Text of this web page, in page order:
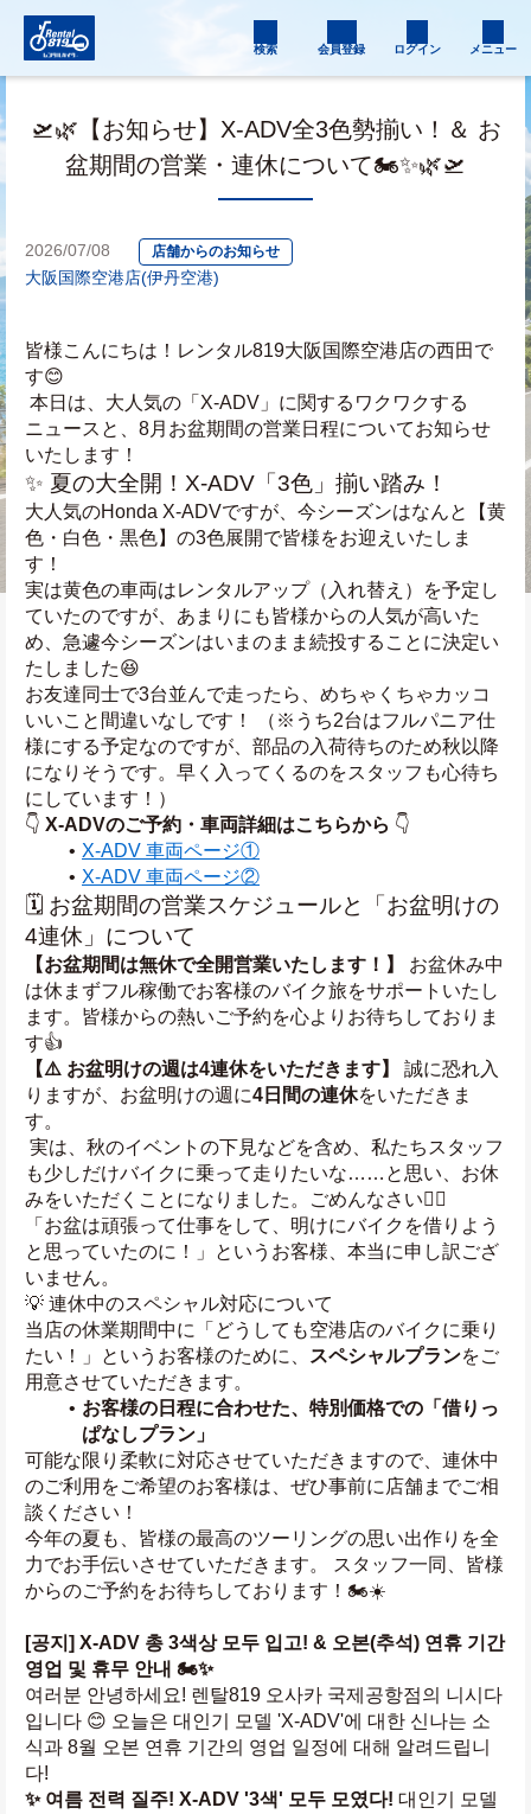
検索 会員登録 ログイン メニュー
🛫🌿【お知らせ】X-ADV全3色勢揃い！＆ お
盆期間の営業・連休について🏍️✨🌿🛫
2026/07/08 店舗からのお知らせ
大阪国際空港店(伊丹空港)
皆様こんにちは！レンタル819大阪国際空港店の西田で
す😊
ニュースと、8月お盆期間の営業日程についてお知らせ
いたします！
✨ 夏の大全開！X-ADV「3色」揃い踏み！
大人気のHonda X-ADVですが、今シーズンはなんと【黄
色・白色・黒色】の3色展開で皆様をお迎えいたしま
す！
実は黄色の車両はレンタルアップ（入れ替え）を予定し
ていたのですが、あまりにも皆様からの人気が高いた
め、急遽今シーズンはいまのまま続投することに決定い
たしました😆
お友達同士で3台並んで走ったら、めちゃくちゃカッコ
いいこと間違いなしです！ （※うち2台はフルパニア仕
様にする予定なのですが、部品の入荷待ちのため秋以降
になりそうです。早く入ってくるのをスタッフも心待ち
にしています！）
👇 X-ADVのご予約・車両詳細はこちらから 👇
X-ADV 車両ページ①
X-ADV 車両ページ②
🗓️ お盆期間の営業スケジュールと「お盆明けの
4連休」について
【お盆期間は無休で全開営業いたします！】
お盆休み中
は休まずフル稼働でお客様のバイク旅をサポートいたし
ます。皆様からの熱いご予約を心よりお待ちしておりま
す👍
【⚠️ お盆明けの週は4連休をいただきます】
誠に恐れ入
りますが、お盆明けの週に4日間の連休をいただきま
す。
も少しだけバイクに乗って走りたいな……と思い、お休
みをいただくことになりました。ごめんなさい🙇‍♂️
「お盆は頑張って仕事をして、明けにバイクを借りよう
と思っていたのに！」というお客様、本当に申し訳ござ
いません。
💡 連休中のスペシャル対応について
当店の休業期間中に「どうしても空港店のバイクに乗り
たい！」というお客様のために、
スペシャルプランをご
用意させていただきます。
お客様の日程に合わせた、特別価格での「借りっ
ぱなしプラン」
可能な限り柔軟に対応させていただきますので、連休中
のご利用をご希望のお客様は、ぜひ事前に店舗までご相
談ください！
今年の夏も、皆様の最高のツーリングの思い出作りを全
力でお手伝いさせていただきます。 スタッフ一同、皆様
からのご予約をお待ちしております！🏍️☀️
[공지] X-ADV 총 3색상 모두 입고! & 오본(추석) 연휴 기간
영업 및 휴무 안내 🏍️✨
여러분 안녕하세요! 렌탈819 오사카 국제공항점의 니시다
입니다 😊 오늘은 대인기 모델 'X-ADV'에 대한 신나는 소
식과 8월 오본 연휴 기간의 영업 일정에 대해 알려드립니
다!
✨ 여름 전력 질주! X-ADV '3색' 모두 모였다! 대인기 모델